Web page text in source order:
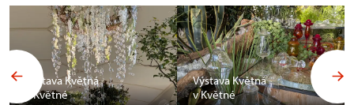
Výstava Květná
v Květné
Výstava Květná
v Květné